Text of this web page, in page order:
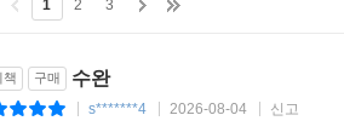
1 2 3
책 구매 수완
s*******4 2026-08-04 신고